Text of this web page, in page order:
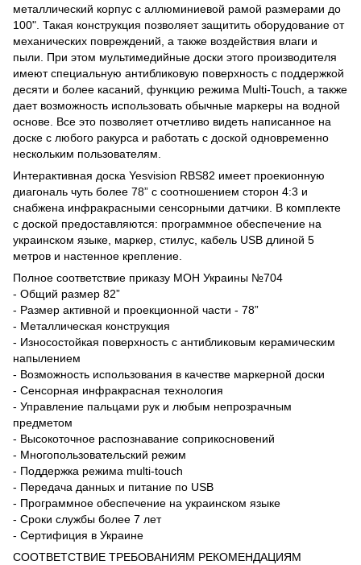
металлический корпус с аллюминиевой рамой размерами до
100". Такая конструкция позволяет защитить оборудование от
механических повреждений, а также воздействия влаги и
пыли. При этом мультимедийные доски этого производителя
имеют специальную антибликовую поверхность с поддержкой
десяти и более касаний, функцию режима Multi-Touch, а также
дает возможность использовать обычные маркеры на водной
основе. Все это позволяет отчетливо видеть написанное на
доске с любого ракурса и работать с доской одновременно
нескольким пользователям.
Интерактивная доска Yesvision RBS82 имеет проекионную
диагональ чуть более 78” с соотношением сторон 4:3 и
снабжена инфракрасными сенсорными датчики. В комплекте
с доской предоставляются: программное обеспечение на
украинском языке, маркер, стилус, кабель USB длиной 5
метров и настенное крепление.
Полное соответствие приказу МОН Украины №704
- Общий размер 82”
- Размер активной и проекционной части - 78”
- Металлическая конструкция
- Износостойкая поверхность с антибликовым керамическим
напылением
- Возможность использования в качестве маркерной доски
- Сенсорная инфракрасная технология
- Управление пальцами рук и любым непрозрачным
предметом
- Высокоточное распознавание соприкосновений
- Многопользовательский режим
- Поддержка режима multi-touch
- Передача данных и питание по USB
- Программное обеспечение на украинском языке
- Сроки службы более 7 лет
- Сертифиция в Украине
СООТВЕТСТВИЕ ТРЕБОВАНИЯМ РЕКОМЕНДАЦИЯМ